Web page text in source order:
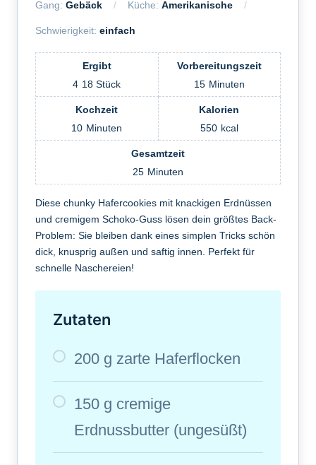
Gang: Gebäck Küche: Amerikanische
Schwierigkeit: einfach
Ergibt
4 18 Stück
Vorbereitungszeit
15 Minuten
Kochzeit
10 Minuten
Kalorien
550 kcal
Gesamtzeit
25 Minuten
Diese chunky Hafercookies mit knackigen Erdnüssen
und cremigem Schoko-Guss lösen dein größtes Back-
Problem: Sie bleiben dank eines simplen Tricks schön
dick, knusprig außen und saftig innen. Perfekt für
schnelle Naschereien!
Zutaten
200 g zarte Haferflocken
150 g cremige
Erdnussbutter (ungesüßt)